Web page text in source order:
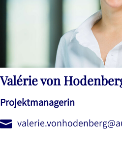
Valérie von
Projektmanagerin